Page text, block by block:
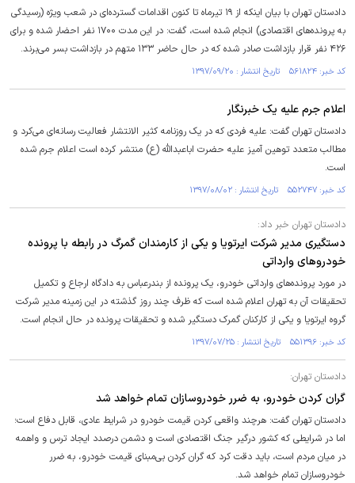
دادستان تهران با بیان اینکه از ۱۹ تیرماه تا کنون اقدامات گسترده‌ای در شعب ویژه (رسیدگی
به پرونده‌های اقتصادی) انجام شده است، گفت: در این مدت ۱۷۰۰ نفر احضار شده و برای
۴۲۶ نفر قرار بازداشت صادر شده که در حال حاضر ۱۳۳ متهم در بازداشت بسر می‌برند.
کد خبر: ۵۶۱۸۲۴ تاریخ انتشار : ۱۳۹۷/۰۹/۲۰
اعلام جرم علیه یک خبرنگار
دادستان تهران گفت: علیه فردی که در یک روزنامه‌ کثیر الانتشار فعالیت رسانه‌ای می‌کرد و
مطالب متعدد توهین آمیز علیه حضرت اباعبدالله (ع) منتشر کرده است اعلام جرم شده
است.
کد خبر: ۵۵۲۷۴۷ تاریخ انتشار : ۱۳۹۷/۰۸/۰۲
دادستان تهران خبر داد:
دستگیری مدیر شرکت ایرتویا و یکی از کارمندان گمرگ در رابطه با پرونده
خودرو‌های وارداتی
در مورد پرونده‌های وارداتی خودرو، یک پرونده از بندرعباس به دادگاه ارجاع و تکمیل
تحقیقات آن به تهران اعلام شده است که ظرف چند روز گذشته در این زمینه مدیر شرکت
گروه ایرتویا و یکی از کارکنان گمرک دستگیر شده و تحقیقات پرونده در حال انجام است.
کد خبر: ۵۵۱۳۹۶ تاریخ انتشار : ۱۳۹۷/۰۷/۲۵
دادستان تهران:
گران کردن خودرو، به ضرر خودروسازان تمام خواهد شد
دادستان تهران گفت: هرچند واقعی کردن قیمت خودرو در شرایط عادی، قابل دفاع است؛
اما در شرایطی که کشور درگیر جنگ اقتصادی است و دشمن درصدد ایجاد ترس و واهمه
در میان مردم است، باید دقت کرد که گران کردن بی‌مبنای قیمت خودرو، به ضرر
خودروسازان تمام خواهد شد.